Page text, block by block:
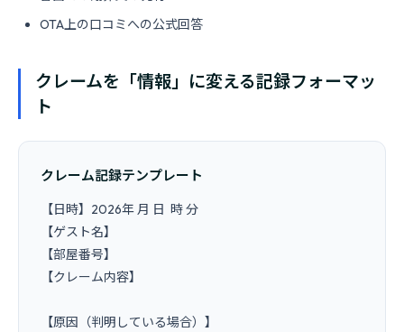
OTA上の口コミへの公式回答
クレームを「情報」に変える記録フォーマッ
ト
クレーム記録テンプレート
【日時】2026年 月 日  時 分
【ゲスト名】
【部屋番号】
【クレーム内容】
【原因（判明している場合）】